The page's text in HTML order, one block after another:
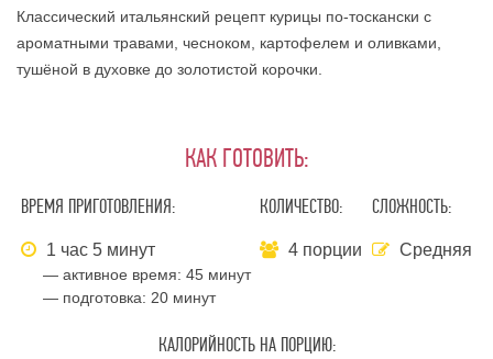
Классический итальянский рецепт курицы по-тоскански с
ароматными травами, чесноком, картофелем и оливками,
тушёной в духовке до золотистой корочки.
КАК ГОТОВИТЬ:
ВРЕМЯ ПРИГОТОВЛЕНИЯ:
1 час 5 минут
— активное время:45 минут
— подготовка: 20 минут
КОЛИЧЕСТВО:
4 порции
СЛОЖНОСТЬ:
Средняя
КАЛОРИЙНОСТЬ НА ПОРЦИЮ: